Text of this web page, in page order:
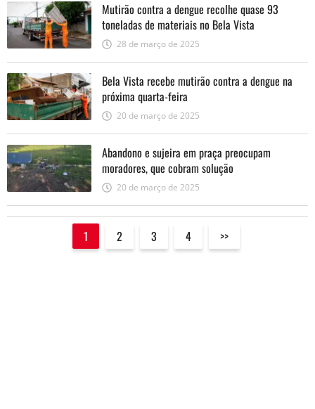
Mutirão contra a dengue recolhe quase 93
toneladas de materiais no Bela Vista
28 de março de 2025
Bela Vista recebe mutirão contra a dengue na
próxima quarta-feira
20 de março de 2025
Abandono e sujeira em praça preocupam
moradores, que cobram solução
20 de março de 2025
1 2 3 4 >>